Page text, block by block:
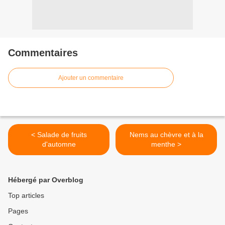
Commentaires
Ajouter un commentaire
< Salade de fruits
d'automne
Nems au chèvre et à la
menthe >
Hébergé par Overblog
Top articles
Pages